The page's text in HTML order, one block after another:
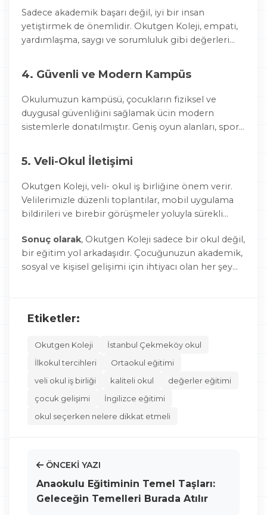
Sadece akademik başarı değil, iyi bir insan
yetiştirmek de önemlidir. Okutgen Koleji, empati,
yardımlaşma, saygı ve sorumluluk gibi değerleri
4. Güvenli ve Modern Kampüs
Okulumuzun kampüsü, çocukların fiziksel ve
duygusal güvenliğini sağlamak ücin modern
sistemlerle donatılmıştır. Geniş oyun alanları, spor
öğrencilerimiz keyifli bir öğrenme ortamında
gelişme fırsatı bulur.
5. Veli-Okul İletişimi
Okutgen Koleji, veli- okul iş birliğine önem verir.
Velilerimizle düzenli toplantılar, mobil uygulama
bildirileri ve birebir görüşmeler yoluyla sürekli
Sonuç olarak, Okutgen Koleji sadece bir okul değil,
bir eğitim yol arkadaşıdır. Çocuğunuzun akademik,
sosyal ve kişisel gelişimi için ihtiyacı olan her şey
Etiketler:
Okutgen Koleji
İstanbul Çekmeköy okul
İlkokul tercihleri
Ortaokul eğitimi
veli okul iş birliği
kaliteli okul
değerler eğitimi
çocuk gelişimi
İngilizce eğitimi
okul seçerken nelere dikkat etmeli
ÖNCEKI YAZI
Anaokulu Eğitiminin Temel Taşları:
Geleceğin Temelleri Burada Atılır